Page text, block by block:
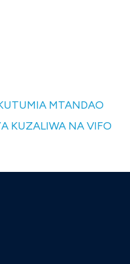
MTANDAO
KUZALIWA NA VIFO